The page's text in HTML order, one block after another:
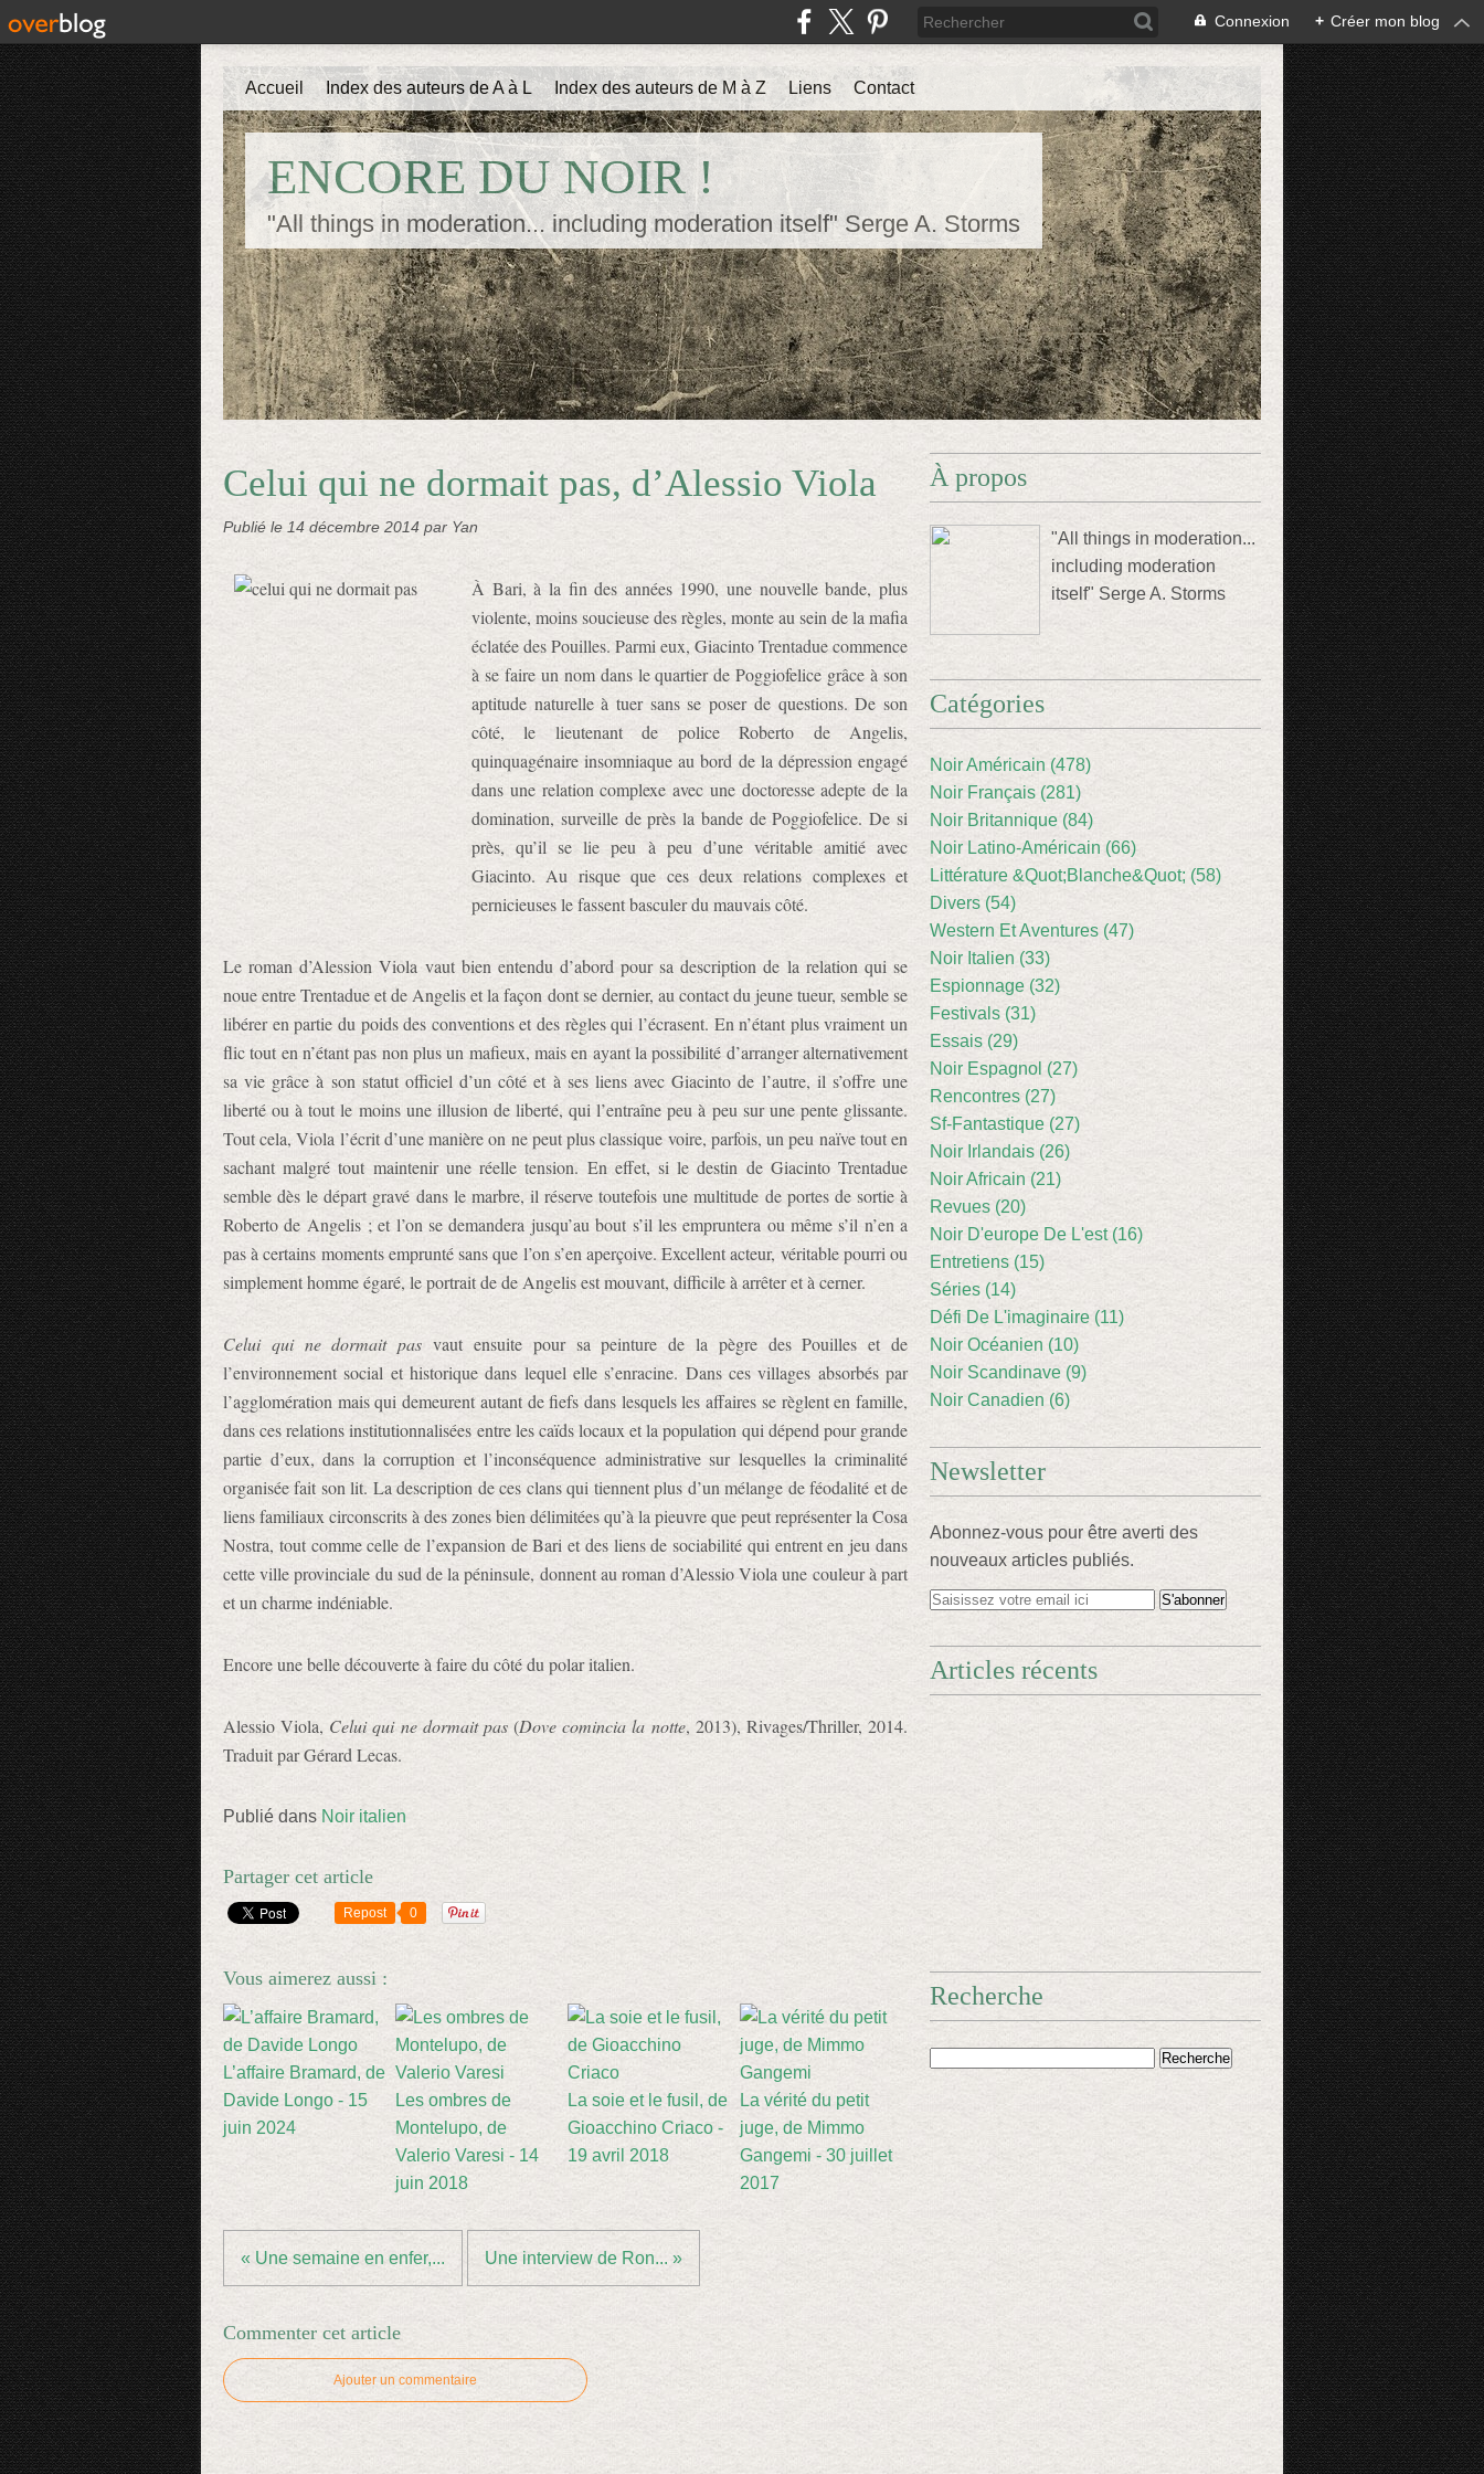
Connexion + Créer mon blog
ENCORE DU NOIR !
"All things in moderation... including moderation itself" Serge A. Storms
Accueil Index des auteurs de A à L Index des auteurs de M à Z Liens Contact
Celui qui ne dormait pas, d’Alessio Viola
Publié le 14 décembre 2014 par Yan
À Bari, à la fin des années 1990, une nouvelle bande, plus
violente, moins soucieuse des règles, monte au sein de la mafia
éclatée des Pouilles. Parmi eux, Giacinto Trentadue commence
à se faire un nom dans le quartier de Poggiofelice grâce à son
aptitude naturelle à tuer sans se poser de questions. De son
côté, le lieutenant de police Roberto de Angelis,
quinquagénaire insomniaque au bord de la dépression engagé
dans une relation complexe avec une doctoresse adepte de la
domination, surveille de près la bande de Poggiofelice. De si
près, qu’il se lie peu à peu d’une véritable amitié avec
Giacinto. Au risque que ces deux relations complexes et
pernicieuses le fassent basculer du mauvais côté.
Le roman d’Alession Viola vaut bien entendu d’abord pour sa description de la relation qui se
noue entre Trentadue et de Angelis et la façon dont se dernier, au contact du jeune tueur, semble se
libérer en partie du poids des conventions et des règles qui l’écrasent. En n’étant plus vraiment un
flic tout en n’étant pas non plus un mafieux, mais en ayant la possibilité d’arranger alternativement
sa vie grâce à son statut officiel d’un côté et à ses liens avec Giacinto de l’autre, il s’offre une
liberté ou à tout le moins une illusion de liberté, qui l’entraîne peu à peu sur une pente glissante.
Tout cela, Viola l’écrit d’une manière on ne peut plus classique voire, parfois, un peu naïve tout en
sachant malgré tout maintenir une réelle tension. En effet, si le destin de Giacinto Trentadue
semble dès le départ gravé dans le marbre, il réserve toutefois une multitude de portes de sortie à
Roberto de Angelis ; et l’on se demandera jusqu’au bout s’il les empruntera ou même s’il n’en a
pas à certains moments emprunté sans que l’on s’en aperçoive. Excellent acteur, véritable pourri ou
simplement homme égaré, le portrait de de Angelis est mouvant, difficile à arrêter et à cerner.
Celui qui ne dormait pas vaut ensuite pour sa peinture de la pègre des Pouilles et de
l’environnement social et historique dans lequel elle s’enracine. Dans ces villages absorbés par
l’agglomération mais qui demeurent autant de fiefs dans lesquels les affaires se règlent en famille,
dans ces relations institutionnalisées entre les caïds locaux et la population qui dépend pour grande
partie d’eux, dans la corruption et l’inconséquence administrative sur lesquelles la criminalité
organisée fait son lit. La description de ces clans qui tiennent plus d’un mélange de féodalité et de
liens familiaux circonscrits à des zones bien délimitées qu’à la pieuvre que peut représenter la Cosa
Nostra, tout comme celle de l’expansion de Bari et des liens de sociabilité qui entrent en jeu dans
cette ville provinciale du sud de la péninsule, donnent au roman d’Alessio Viola une couleur à part
et un charme indéniable.
Encore une belle découverte à faire du côté du polar italien.
Alessio Viola, Celui qui ne dormait pas(Dove comincia la notte, 2013), Rivages/Thriller, 2014.
Traduit par Gérard Lecas.
Publié dans Noir italien
Partager cet article
Repost 0
Vous aimerez aussi :
L’affaire Bramard, de
Davide Longo - 15
juin 2024
Les ombres de
Montelupo, de
Valerio Varesi - 14
juin 2018
La soie et le fusil, de
Gioacchino Criaco -
19 avril 2018
La vérité du petit
juge, de Mimmo
Gangemi - 30 juillet
2017
« Une semaine en enfer,... Une interview de Ron... »
Commenter cet article
Ajouter un commentaire
À propos
"All things in moderation...
including moderation
itself" Serge A. Storms
Catégories
Noir Américain (478)
Noir Français (281)
Noir Britannique (84)
Noir Latino-Américain (66)
Littérature &Quot;Blanche&Quot; (58)
Divers (54)
Western Et Aventures (47)
Noir Italien (33)
Espionnage (32)
Festivals (31)
Essais (29)
Noir Espagnol (27)
Rencontres (27)
Sf-Fantastique (27)
Noir Irlandais (26)
Noir Africain (21)
Revues (20)
Noir D'europe De L'est (16)
Entretiens (15)
Séries (14)
Défi De L'imaginaire (11)
Noir Océanien (10)
Noir Scandinave (9)
Noir Canadien (6)
Newsletter
Abonnez-vous pour être averti des
nouveaux articles publiés.
Articles récents
Recherche